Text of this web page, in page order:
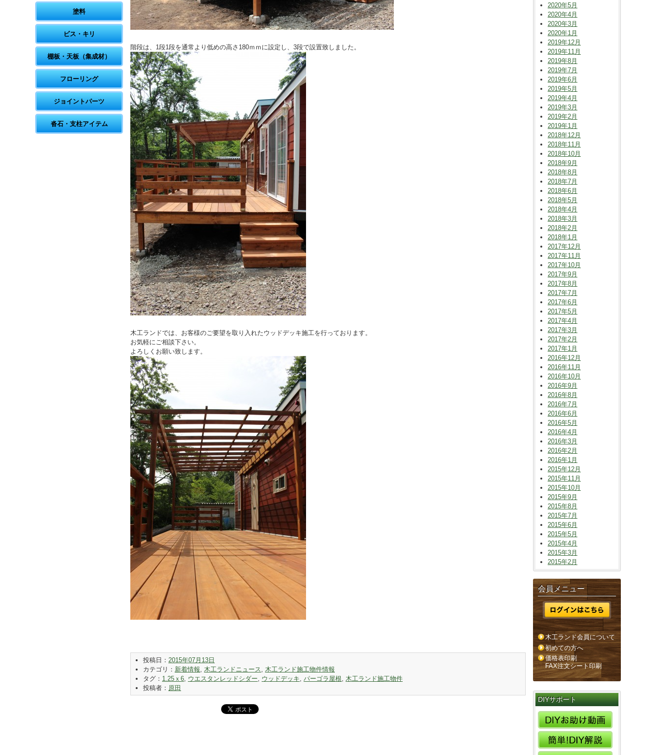
塗料
ビス・キリ
棚板・天板（集成材）
フローリング
ジョイントパーツ
沓石・支柱アイテム
階段は、1段1段を通常より低めの高さ180ｍｍに設定し、3段で設置致しました。
木工ランドでは、お客様のご要望を取り入れたウッドデッキ施工を行っております。
お気軽にご相談下さい。
よろしくお願い致します。
投稿日： 2015年07月13日
カテゴリ： 新着情報, 木工ランドニュース, 木工ランド施工物件情報
タグ： 1.25ｘ6, ウエスタンレッドシダー, ウッドデッキ, パーゴラ屋根, 木工ランド施工物件
投稿者： 原田
2020年5月
2020年4月
2020年3月
2020年1月
2019年12月
2019年11月
2019年8月
2019年7月
2019年6月
2019年5月
2019年4月
2019年3月
2019年2月
2019年1月
2018年12月
2018年11月
2018年10月
2018年9月
2018年8月
2018年7月
2018年6月
2018年5月
2018年4月
2018年3月
2018年2月
2018年1月
2017年12月
2017年11月
2017年10月
2017年9月
2017年8月
2017年7月
2017年6月
2017年5月
2017年4月
2017年3月
2017年2月
2017年1月
2016年12月
2016年11月
2016年10月
2016年9月
2016年8月
2016年7月
2016年6月
2016年5月
2016年4月
2016年3月
2016年2月
2016年1月
2015年12月
2015年11月
2015年10月
2015年9月
2015年8月
2015年7月
2015年6月
2015年5月
2015年4月
2015年3月
2015年2月
会員メニュー
木工ランド会員について
初めての方へ
価格表印刷
FAX注文シート印刷
DIYサポート